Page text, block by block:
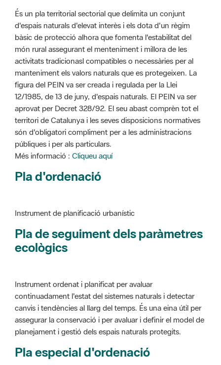
món rural assegurant el menteniment i millora de les
activitats tradicionasl compatibles o necessàries per al
manteniment els valors naturals que es protegeixen. La
figura del PEIN va ser creada i regulada per la Llei
12/1985, de 13 de juny, d'espais naturals. El PEIN va ser
aprovat per Decret 328/92. El seu abast comprèn tot el
territori de Catalunya i les seves disposicions normatives
són d'obligatori compliment per a les administracions
públiques i per als particulars.
Més informació :Cliqueu aquí
Pla d'ordenació
Instrument de planificació urbanístic
ecològics
Instrument ordenat i planificat per avaluar
assegurar la conservació i per avaluar i definir el model de
planejament i gestió dels espais naturals protegits.
Pla especial d'ordenació
Instrument de planificació urbanístic